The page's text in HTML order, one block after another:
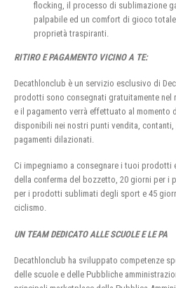
flocking, il processo di sublimazione
palpabile ed un comfort di gioco
proprietà traspiranti.
RITIRO E PAGAMENTO VICINO A TE:
Decathlonclub è un servizio esclusivo di
prodotti sono consegnati gratuitamente
e il pagamento verrà effettuato al momento
disponibili nei nostri punti vendita,
pagamenti dilazionati.
Ci impegniamo a consegnare i tuoi prodotti
della conferma del bozzetto, 20 giorni per i
per i prodotti sublimati degli sport e 45
ciclismo.
UN TEAM DEDICATO ALLE SCUOLE E LE PA
Decathlonclub ha sviluppato competenze
delle scuole e delle Pubbliche